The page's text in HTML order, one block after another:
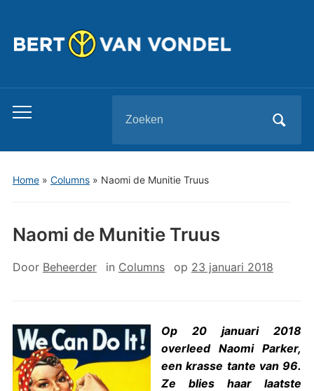
Toggle
menu
naar:
Home» Columns» Naomi de Munitie Truus
Naomi de Munitie Truus
Door Beheerder in Columns op 23 januari 2018
Op 20 januari 2018
overleed Naomi Parker,
een krasse tante van 96.
Ze blies haar laatste